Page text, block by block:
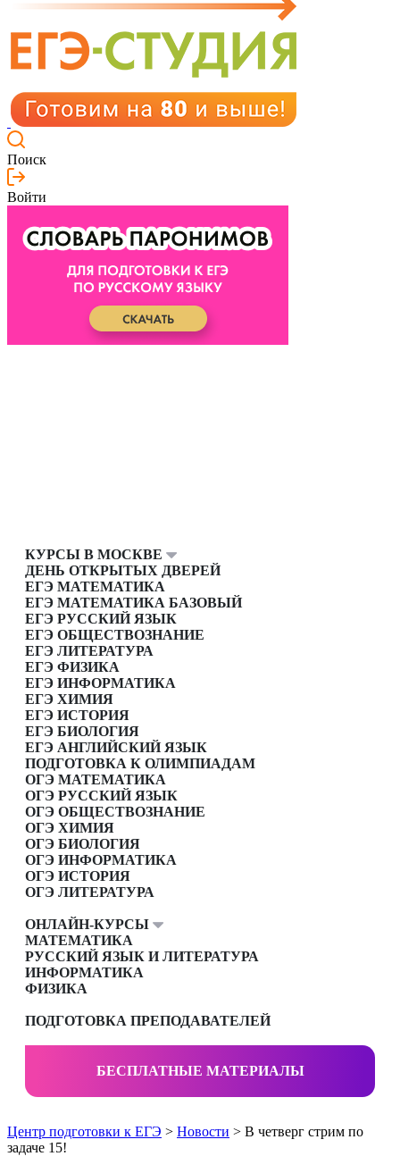
Поиск
Войти
КУРСЫ В МОСКВЕ
ДЕНЬ ОТКРЫТЫХ ДВЕРЕЙ
ЕГЭ МАТЕМАТИКА
ЕГЭ МАТЕМАТИКА БАЗОВЫЙ
ЕГЭ РУССКИЙ ЯЗЫК
ЕГЭ ОБЩЕСТВОЗНАНИЕ
ЕГЭ ЛИТЕРАТУРА
ЕГЭ ФИЗИКА
ЕГЭ ИНФОРМАТИКА
ЕГЭ ХИМИЯ
ЕГЭ ИСТОРИЯ
ЕГЭ БИОЛОГИЯ
ЕГЭ АНГЛИЙСКИЙ ЯЗЫК
ПОДГОТОВКА К ОЛИМПИАДАМ
ОГЭ МАТЕМАТИКА
ОГЭ РУССКИЙ ЯЗЫК
ОГЭ ОБЩЕСТВОЗНАНИЕ
ОГЭ ХИМИЯ
ОГЭ БИОЛОГИЯ
ОГЭ ИНФОРМАТИКА
ОГЭ ИСТОРИЯ
ОГЭ ЛИТЕРАТУРА
ОНЛАЙН-КУРСЫ
МАТЕМАТИКА
РУССКИЙ ЯЗЫК И ЛИТЕРАТУРА
ИНФОРМАТИКА
ФИЗИКА
ПОДГОТОВКА ПРЕПОДАВАТЕЛЕЙ
БЕСПЛАТНЫЕ МАТЕРИАЛЫ
Центр подготовки к ЕГЭ > Новости > В четверг стрим по
задаче 15!